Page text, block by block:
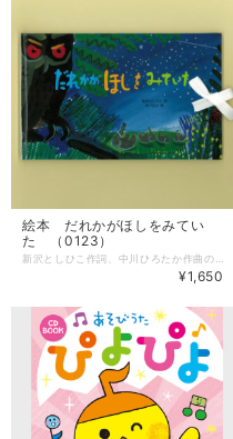
絵本 だれかがほしをみてい
た （0123）
¥1,650